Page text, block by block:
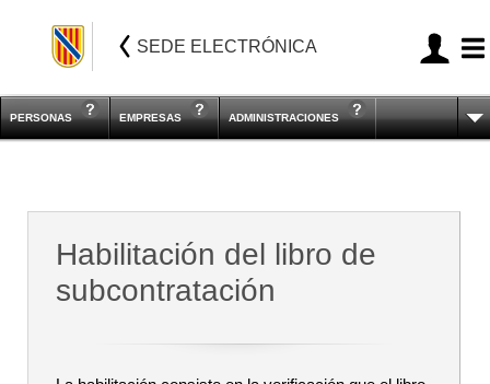
SEDE ELECTRÓNICA
PERSONAS EMPRESAS ADMINISTRACIONES
Habilitación del libro de
subcontratación